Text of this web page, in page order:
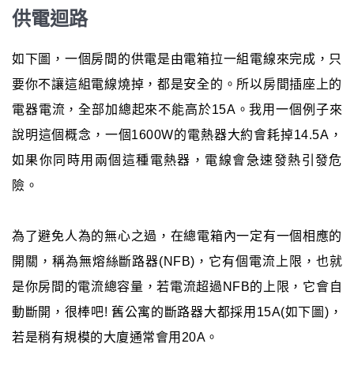
供電迴路
如下圖，一個房間的供電是由電箱拉一組電線來完成，只
要你不讓這組電線燒掉，都是安全的。所以房間插座上的
電器電流，全部加總起來不能高於15A。我用一個例子來
說明這個概念，一個1600W的電熱器大約會耗掉14.5A，
如果你同時用兩個這種電熱器，電線會急速發熱引發危
險。
為了避免人為的無心之過，在總電箱內一定有一個相應的
開關，稱為無熔絲斷路器(NFB)，它有個電流上限，也就
是你房間的電流總容量，若電流超過NFB的上限，它會自
動斷開，很棒吧! 舊公寓的斷路器大都採用15A(如下圖)，
若是稍有規模的大廈通常會用20A。